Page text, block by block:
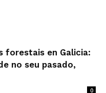
forestais en Galicia:
no seu pasado,
0